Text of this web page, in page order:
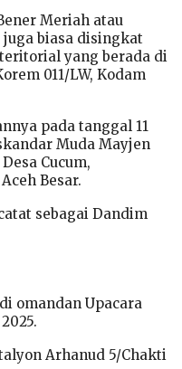
Meriah atau
juga biasa disingkat
yang berada di
011/LW, Kodam
pada tanggal 11
Muda Mayjen
Cucum,
Besar.
sebagai Dandim
omandan Upacara
Arhanud 5/Chakti